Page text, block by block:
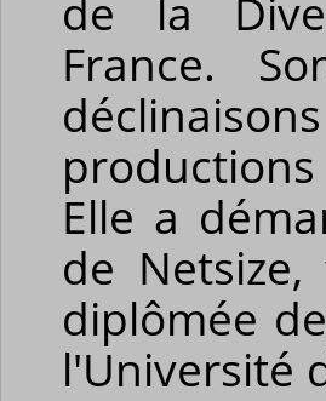
de la
France.
Elle a
de
diplômée
l'Université